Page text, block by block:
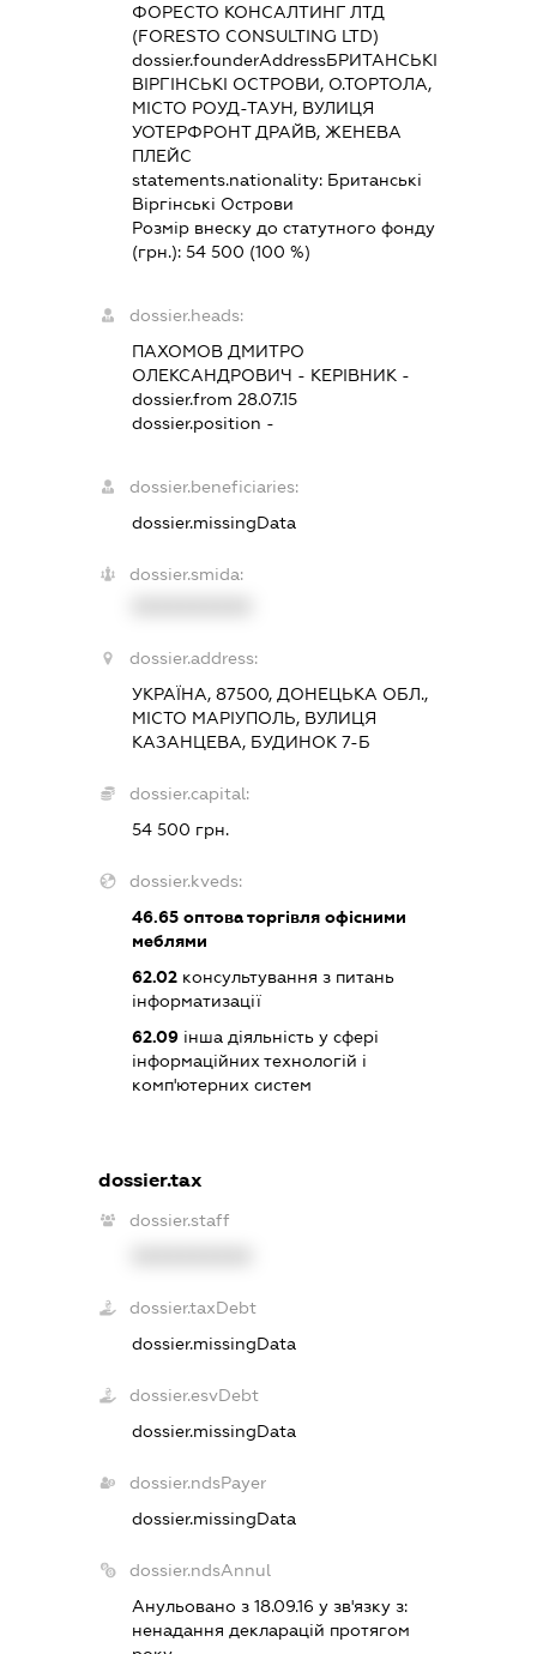
ФОРЕСТО КОНСАЛТИНГ ЛТД
(FORESTO CONSULTING LTD)
dossier.founderAddressБРИТАНСЬКІ
ВІРГІНСЬКІ ОСТРОВИ, О.ТОРТОЛА,
МІСТО РОУД-ТАУН, ВУЛИЦЯ
УОТЕРФРОНТ ДРАЙВ, ЖЕНЕВА
ПЛЕЙС
statements.nationality: Британські
Віргінські Острови
Розмір внеску до статутного фонду
(грн.):54 500 (100 %)
dossier.heads:
ПАХОМОВ ДМИТРО
ОЛЕКСАНДРОВИЧ - КЕРІВНИК -
dossier.from 28.07.15
dossier.position -
dossier.beneficiaries:
dossier.missingData
dossier.smida:
dossier.address:
УКРАЇНА, 87500, ДОНЕЦЬКА ОБЛ.,
МІСТО МАРІУПОЛЬ, ВУЛИЦЯ
КАЗАНЦЕВА, БУДИНОК 7-Б
dossier.capital:
54 500 грн.
dossier.kveds:
46.65 оптова торгівля офісними
меблями
62.02 консультування з питань
інформатизації
62.09 інша діяльність у сфері
інформаційних технологій і
комп'ютерних систем
dossier.tax
dossier.staff
dossier.taxDebt
dossier.missingData
dossier.esvDebt
dossier.missingData
dossier.ndsPayer
dossier.missingData
dossier.ndsAnnul
Анульовано з 18.09.16 у зв'язку з:
ненадання декларацiй протягом